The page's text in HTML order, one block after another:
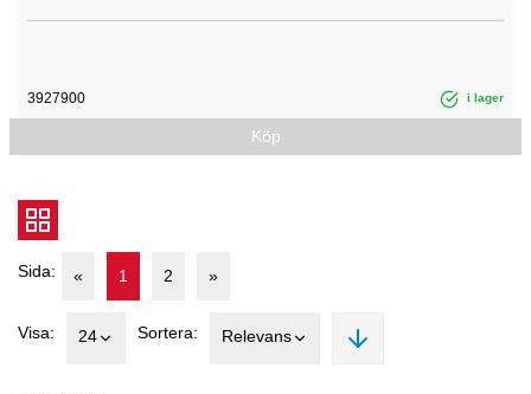
3927900 i lager
Köp
Sida: « 1 2 »
Visa: 24 Sortera: Relevans